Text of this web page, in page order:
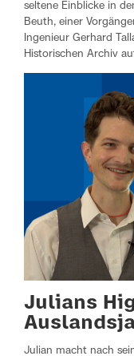
seltene Einblicke in
Beuth, einer
Ingenieur Gerhard
Historischen Archiv
Julians
Julian macht nach